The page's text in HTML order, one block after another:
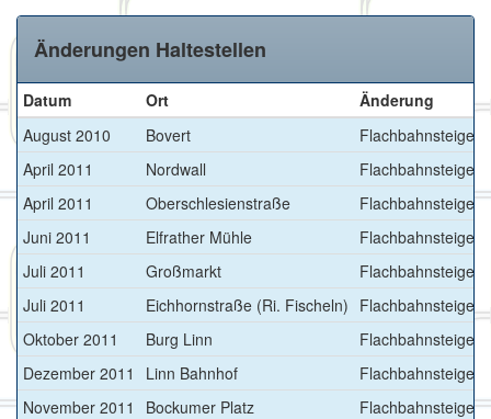
Änderungen Haltestellen
Datum Ort
Änderung
August 2010
Bovert
Flachbahnsteige
April 2011
Nordwall
Flachbahnsteige
April 2011
Oberschlesienstraße
Flachbahnsteige
Juni 2011
Elfrather Mühle
Flachbahnsteige
Juli 2011
Großmarkt
Flachbahnsteige
Juli 2011
Eichhornstraße (Ri. Fischeln) Flachbahnsteige
Oktober 2011
Burg Linn
Flachbahnsteige
Dezember 2011
Linn Bahnhof
Flachbahnsteige
November 2011
Bockumer Platz
Flachbahnsteige